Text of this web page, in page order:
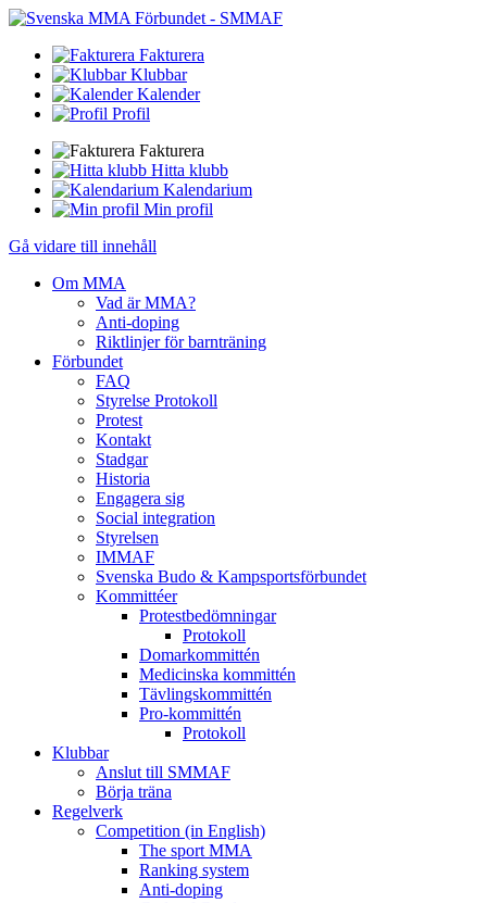
Fakturera
Klubbar
Kalender
Profil
Fakturera
Hitta klubb
Kalendarium
Min profil
Gå vidare till innehåll
Om MMA
Vad är MMA?
Anti-doping
Riktlinjer för barnträning
Förbundet
FAQ
Styrelse Protokoll
Protest
Kontakt
Stadgar
Historia
Engagera sig
Social integration
Styrelsen
IMMAF
Svenska Budo & Kampsportsförbundet
Kommittéer
Protestbedömningar
Protokoll
Domarkommittén
Medicinska kommittén
Tävlingskommittén
Pro-kommittén
Protokoll
Klubbar
Anslut till SMMAF
Börja träna
Regelverk
Competition (in English)
The sport MMA
Ranking system
Anti-doping